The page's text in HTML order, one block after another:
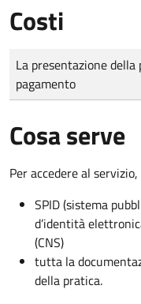
Costi
Tipo di pagamento
Importo
La presentazione
pagamento
Cosa serve
Per accedere al
SPID (sistema
d’identità
(CNS)
tutta la
della pratica.